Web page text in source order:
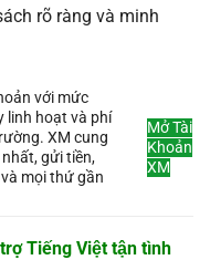
rõ ràng và minh
với mức
linh hoạt và phí
XM cung
gửi tiền,
mọi thứ gần
Mở Tài
Khoản
XM
Tiếng Việt tận tình